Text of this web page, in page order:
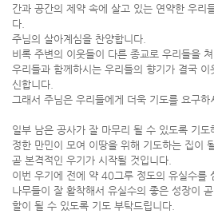
간과 공간의 제약 속에 살고 있는 연약한 우리
다.
주님의 살아계심을 찬양합니다.
비록 주변의 이웃들이 다른 종교로 우리들을
우리들과 함께하시는 우리들의 향기가 결국
신합니다.
그래서 주님은 우리들에게 더욱 기도를 요구하
일부 남은 공사가 잘 마무리 될 수 있도록 기
정한 만민이 모여 이땅을 위해 기도하는 집이
곧 본격적인 우기가 시작될 것입니다.
이번 우기에 전에 약 40그루 정도의 유실수를
나무들이 잘 활착해서 유실수의 좋은 성장이
할이 될 수 있도록 기도 부탁드립니다.